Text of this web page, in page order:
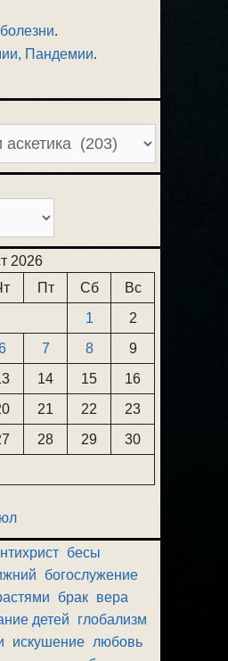
.
Пандемии.
2026
Пт Сб
Вс
1
2
7 8
9
14 15
16
21 22
23
28 29
30
бесы
богослужение
брак вера
детей
глобализм
искушение любовь